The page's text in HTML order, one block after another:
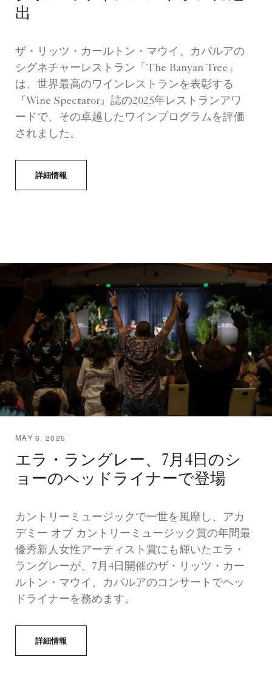
出
ザ・リッツ・カールトン・マウイ、カパルアの
シグネチャーレストラン「The Banyan Tree」
は、世界最高のワインレストランを表彰する
『Wine Spectator』誌の2025年レストランアワ
ードで、その卓越したワインプログラムを評価
されました。
詳細情報
MAY 6, 2025
エラ・ラングレー、7月4日のシ
ョーのヘッドライナーで登場
カントリーミュージックで一世を風靡し、アカ
デミー オブ カントリーミュージック賞の年間最
優秀新人女性アーティスト賞にも輝いたエラ・
ラングレーが、7月4日開催のザ・リッツ・カー
ルトン・マウイ、カパルアのコンサートでヘッ
ドライナーを務めます。
詳細情報